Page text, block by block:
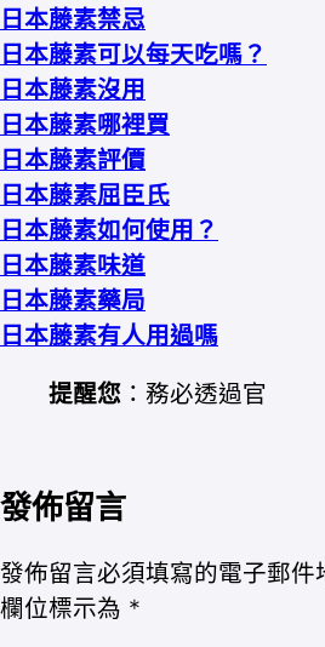
日本藤素禁忌
日本藤素可以每天吃嗎？
日本藤素沒用
日本藤素哪裡買
日本藤素評價
日本藤素屈臣氏
日本藤素如何使用？
日本藤素味道
日本藤素藥局
日本藤素有人用過嗎
提醒您 ：務必透過官
發佈留言
發佈留言必須填寫的電子郵件
欄位標示為 *